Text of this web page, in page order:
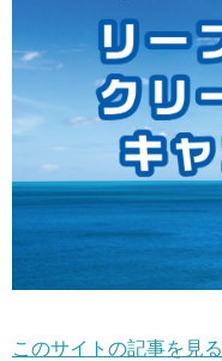
このサイトの記事を見る